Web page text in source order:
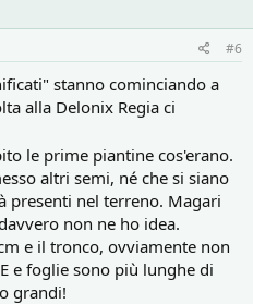
#6
stanno cominciando a
alla Delonix Regia ci
le prime piantine cos'erano.
altri semi, né che si siano
presenti nel terreno. Magari
non ne ho idea.
e il tronco, ovviamente non
e foglie sono più lunghe di
grandi!